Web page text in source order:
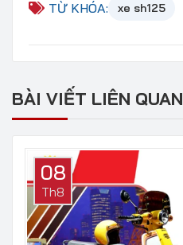
TỪ KHÓA: xe sh125
BÀI VIẾT LIÊN QUAN
08
Th8